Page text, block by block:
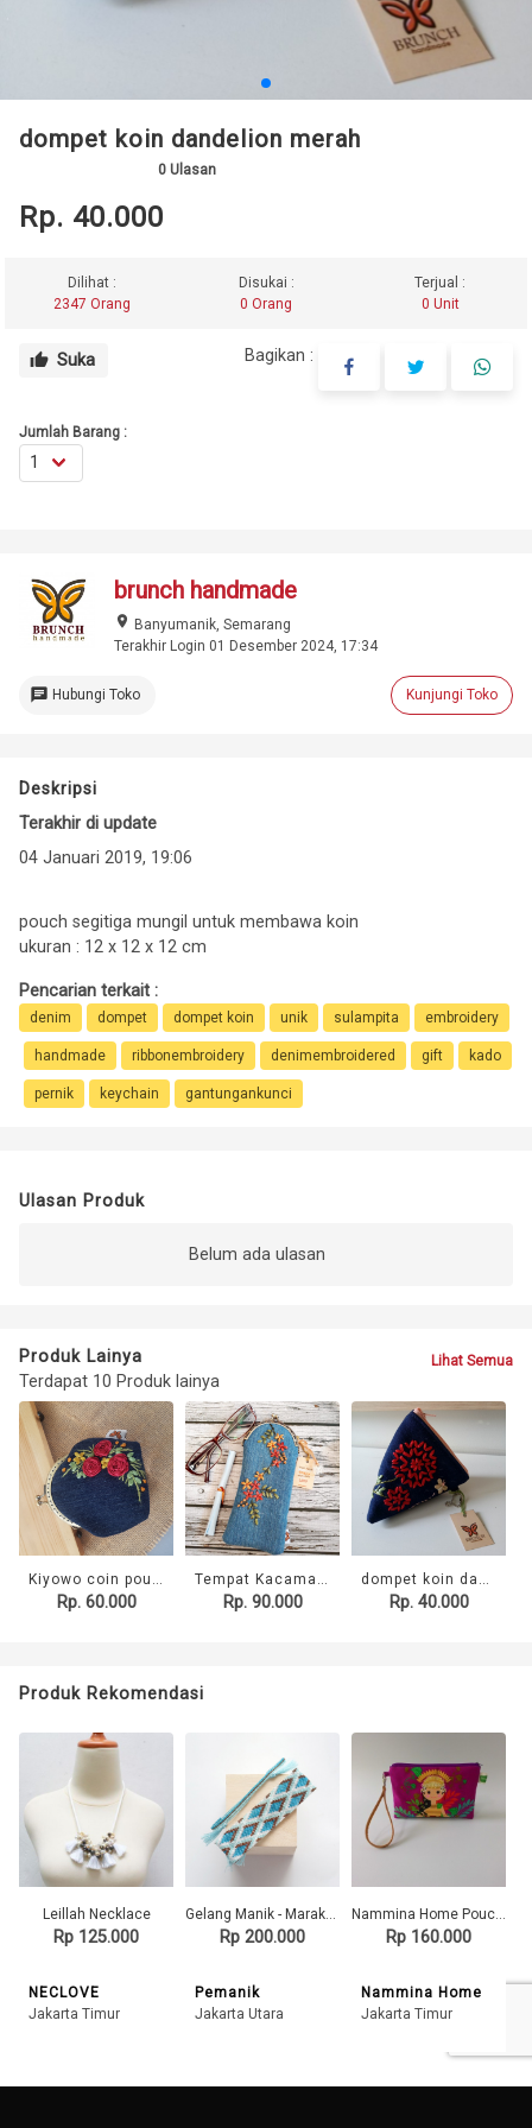
dompet koin dandelion merah
0 Ulasan
Rp. 40.000
Dilihat :
2347 Orang
Disukai :
0 Orang
Terjual :
0 Unit
thumb_up Suka Bagikan :
Jumlah Barang :
brunch handmade
place Banyumanik, Semarang
Terakhir Login 01 Desember 2024, 17:34
chat Hubungi Toko Kunjungi Toko
Deskripsi
Terakhir di update
04 Januari 2019, 19:06
pouch segitiga mungil untuk membawa koin
ukuran : 12 x 12 x 12 cm
Pencarian terkait :
denim dompet dompet koin unik sulampita embroidery
handmade ribbonembroidery denimembroidered gift kado
pernik keychain gantungankunci
Ulasan Produk
Belum ada ulasan
Produk Lainya
Terdapat 10 Produk lainya
Lihat Semua
Kiyowo coin pouch
Rp. 60.000
Tempat Kacamata Cerry
Rp. 90.000
dompet koin dandelion merah
Rp. 40.000
Produk Rekomendasi
Leillah Necklace
Rp 125.000
NECLOVE
Jakarta Timur
Gelang Manik - Marakesh
Rp 200.000
Pemanik
Jakarta Utara
Nammina Home Pouch Pendet Dancer Light Purple
Rp 160.000
Nammina Home
Jakarta Timur